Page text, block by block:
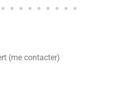
(me contacter)